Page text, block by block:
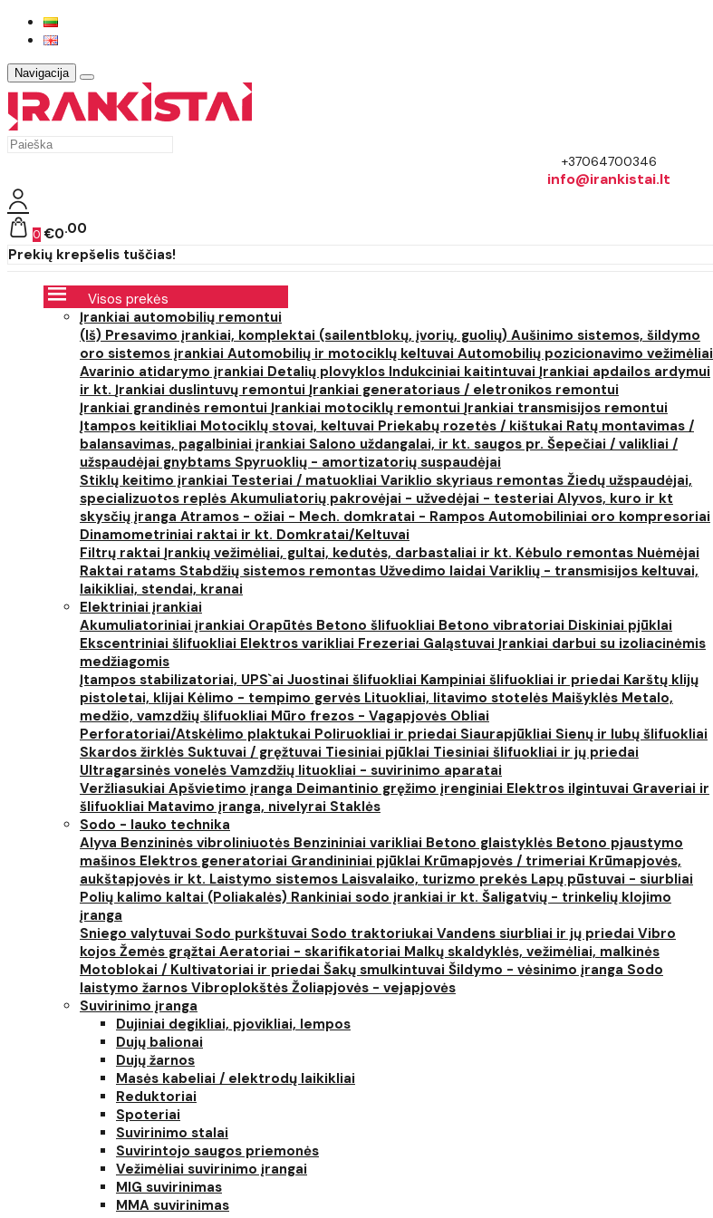
Navigacija
+37064700346
info@irankistai.lt
0 €0 00
Prekių krepšelis tuščias!
Visos prekės
Įrankiai automobilių remontui
(Iš) Presavimo įrankiai, komplektai (sailentblokų, įvorių, guolių) Aušinimo sistemos, šildymo
oro sistemos įrankiai Automobilių ir motociklų keltuvai Automobilių pozicionavimo vežimėliai
Avarinio atidarymo įrankiai Detalių plovyklos Indukciniai kaitintuvai Įrankiai apdailos ardymui
ir kt. Įrankiai duslintuvų remontui Įrankiai generatoriaus / eletronikos remontui
Įrankiai grandinės remontui Įrankiai motociklų remontui Įrankiai transmisijos remontui
Įtampos keitikliai Motociklų stovai, keltuvai Priekabų rozetės / kištukai Ratų montavimas /
balansavimas, pagalbiniai įrankiai Salono uždangalai, ir kt. saugos pr. Šepečiai / valikliai /
užspaudėjai gnybtams Spyruoklių - amortizatorių suspaudėjai
Stiklų keitimo įrankiai Testeriai / matuokliai Variklio skyriaus remontas Žiedų užspaudėjai,
specializuotos replės Akumuliatorių pakrovėjai - užvedėjai - testeriai Alyvos, kuro ir kt
skysčių įranga Atramos - ožiai - Mech. domkratai - Rampos Automobiliniai oro kompresoriai
Dinamometriniai raktai ir kt. Domkratai/Keltuvai
Filtrų raktai Įrankių vežimėliai, gultai, kedutės, darbastaliai ir kt. Kėbulo remontas Nuėmėjai
Raktai ratams Stabdžių sistemos remontas Užvedimo laidai Variklių - transmisijos keltuvai,
laikikliai, stendai, kranai
Elektriniai įrankiai
Akumuliatoriniai įrankiai Orapūtės Betono šlifuokliai Betono vibratoriai Diskiniai pjūklai
Ekscentriniai šlifuokliai Elektros varikliai Frezeriai Galąstuvai Įrankiai darbui su izoliacinėmis
medžiagomis
Įtampos stabilizatoriai, UPS`ai Juostinai šlifuokliai Kampiniai šlifuokliai ir priedai Karštų klijų
pistoletai, klijai Kėlimo - tempimo gervės Lituokliai, litavimo stotelės Maišyklės Metalo,
medžio, vamzdžių šlifuokliai Mūro frezos - Vagapjovės Obliai
Perforatoriai/Atskėlimo plaktukai Poliruokliai ir priedai Siaurapjūkliai Sienų ir lubų šlifuokliai
Skardos žirklės Suktuvai / gręžtuvai Tiesiniai pjūklai Tiesiniai šlifuokliai ir jų priedai
Ultragarsinės vonelės Vamzdžių lituokliai - suvirinimo aparatai
Veržliasukiai Apšvietimo įranga Deimantinio gręžimo įrenginiai Elektros ilgintuvai Graveriai ir
šlifuokliai Matavimo įranga, nivelyrai Staklės
Sodo - lauko technika
Alyva Benzininės vibroliniuotės Benzininiai varikliai Betono glaistyklės Betono pjaustymo
mašinos Elektros generatoriai Grandininiai pjūklai Krūmapjovės / trimeriai Krūmapjovės,
aukštapjovės ir kt. Laistymo sistemos Laisvalaiko, turizmo prekės Lapų pūstuvai - siurbliai
Polių kalimo kaltai (Poliakalės) Rankiniai sodo įrankiai ir kt. Šaligatvių - trinkelių klojimo
įranga
Sniego valytuvai Sodo purkštuvai Sodo traktoriukai Vandens siurbliai ir jų priedai Vibro
kojos Žemės grąžtai Aeratoriai - skarifikatoriai Malkų skaldyklės, vežimėliai, malkinės
Motoblokai / Kultivatoriai ir priedai Šakų smulkintuvai Šildymo - vėsinimo įranga Sodo
laistymo žarnos Vibroplokštės Žoliapjovės - vejapjovės
Suvirinimo įranga
Dujiniai degikliai, pjovikliai, lempos
Dujų balionai
Dujų žarnos
Masės kabeliai / elektrodų laikikliai
Reduktoriai
Spoteriai
Suvirinimo stalai
Suvirintojo saugos priemonės
Vežimėliai suvirinimo įrangai
MIG suvirinimas
MMA suvirinimas